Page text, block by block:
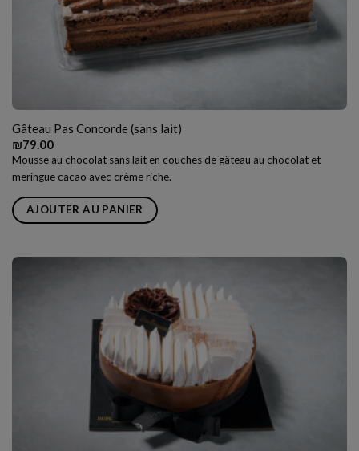
Gâteau Pas Concorde (sans lait)
₪79.00
Mousse au chocolat sans lait en couches de gâteau au chocolat et
meringue cacao avec crème riche.
AJOUTER AU PANIER